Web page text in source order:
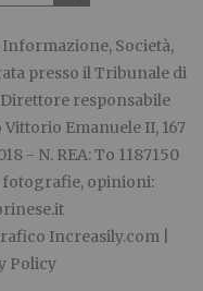
Società,
presso il Tribunale di
responsabile
Vittorio Emanuele II, 167
- N. REA: To 1187150
fotografie, opinioni:
Increasily.com
Policy